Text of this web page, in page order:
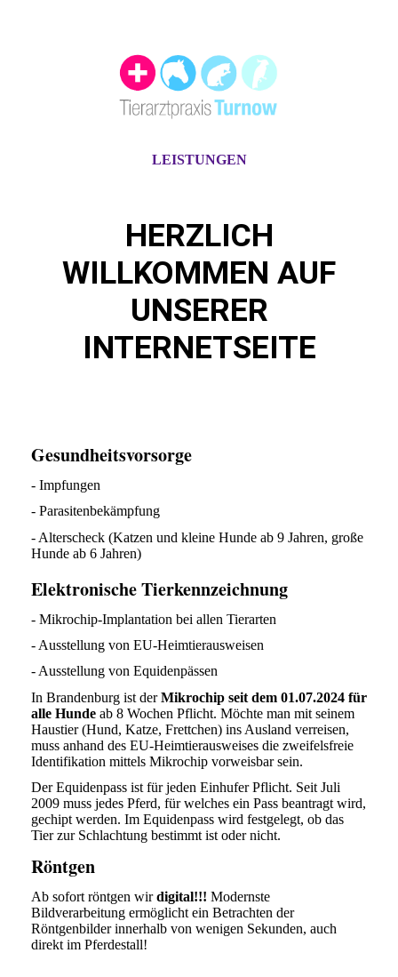
LEISTUNGEN
HERZLICH
WILLKOMMEN AUF
UNSERER
INTERNETSEITE
Gesundheitsvorsorge
- Impfungen
- Parasitenbekämpfung
- Alterscheck (Katzen und kleine Hunde ab 9 Jahren, große
Hunde ab 6 Jahren)
Elektronische Tierkennzeichnung
- Mikrochip-Implantation bei allen Tierarten
- Ausstellung von EU-Heimtierausweisen
- Ausstellung von Equidenpässen
In Brandenburg ist derMikrochip seit dem 01.07.2024 für
alle Hunde ab 8 Wochen Pflicht. Möchte man mit seinem
Haustier (Hund, Katze, Frettchen) ins Ausland verreisen,
muss anhand des EU-Heimtierausweises die zweifelsfreie
Identifikation mittels Mikrochip vorweisbar sein.
Der Equidenpass ist für jeden Einhufer Pflicht. Seit Juli
2009 muss jedes Pferd, für welches ein Pass beantragt wird,
gechipt werden. Im Equidenpass wird festgelegt, ob das
Tier zur Schlachtung bestimmt ist oder nicht.
Röntgen
Ab sofort röntgen wirdigital!!! Modernste
Bildverarbeitung ermöglicht ein Betrachten der
Röntgenbilder innerhalb von wenigen Sekunden, auch
direkt im Pferdestall!